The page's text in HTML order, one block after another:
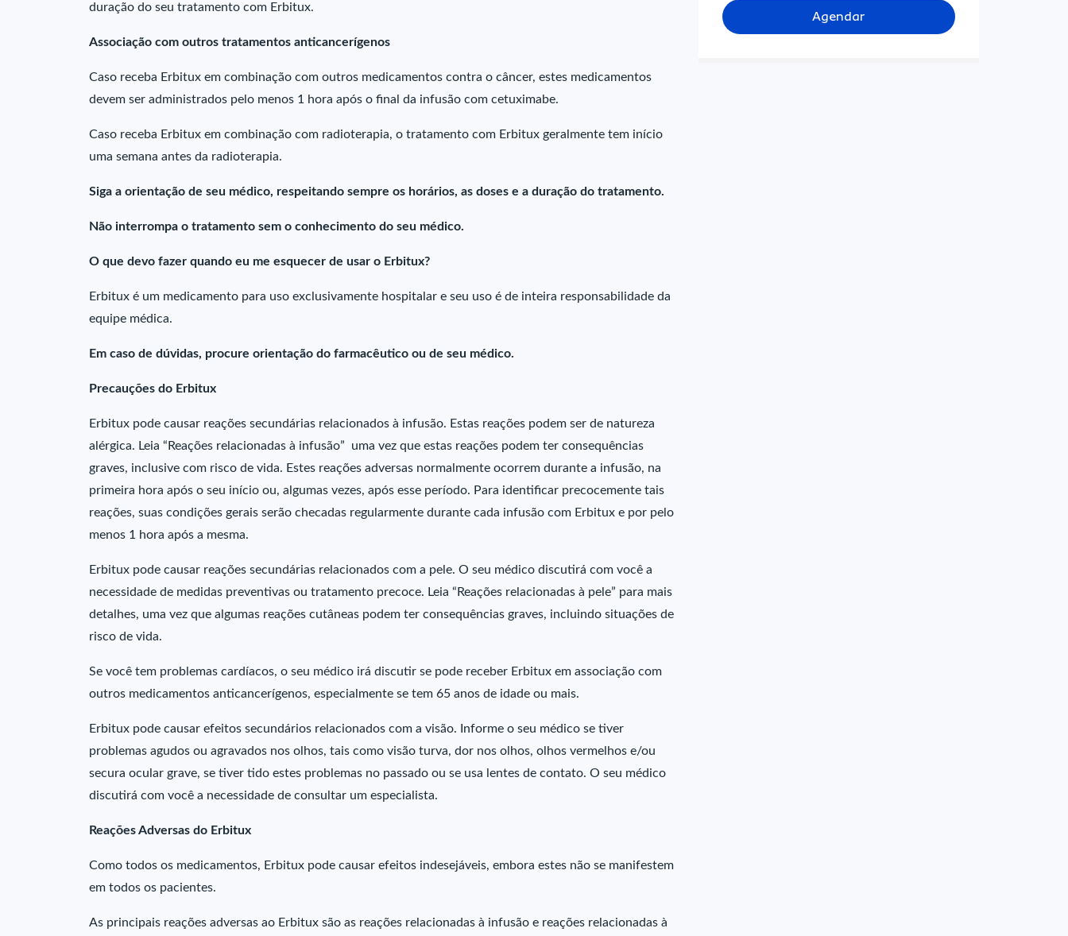
duração do seu tratamento com Erbitux.
Associação com outros tratamentos anticancerígenos
Caso receba Erbitux em combinação com outros medicamentos contra o câncer, estes medicamentos
devem ser administrados pelo menos 1 hora após o final da infusão com cetuximabe.
Caso receba Erbitux em combinação com radioterapia, o tratamento com Erbitux geralmente tem início
uma semana antes da radioterapia.
Siga a orientação de seu médico, respeitando sempre os horários, as doses e a duração do tratamento.
Não interrompa o tratamento sem o conhecimento do seu médico.
O que devo fazer quando eu me esquecer de usar o Erbitux?
Erbitux é um medicamento para uso exclusivamente hospitalar e seu uso é de inteira responsabilidade da
equipe médica.
Em caso de dúvidas, procure orientação do farmacêutico ou de seu médico.
Precauções do Erbitux
Erbitux pode causar reações secundárias relacionados à infusão. Estas reações podem ser de natureza
alérgica. Leia “Reações relacionadas à infusão” uma vez que estas reações podem ter consequências
graves, inclusive com risco de vida. Estes reações adversas normalmente ocorrem durante a infusão, na
primeira hora após o seu início ou, algumas vezes, após esse período. Para identificar precocemente tais
reações, suas condições gerais serão checadas regularmente durante cada infusão com Erbitux e por pelo
menos 1 hora após a mesma.
Erbitux pode causar reações secundárias relacionados com a pele. O seu médico discutirá com você a
necessidade de medidas preventivas ou tratamento precoce. Leia “Reações relacionadas à pele” para mais
detalhes, uma vez que algumas reações cutâneas podem ter consequências graves, incluindo situações de
risco de vida.
Se você tem problemas cardíacos, o seu médico irá discutir se pode receber Erbitux em associação com
outros medicamentos anticancerígenos, especialmente se tem 65 anos de idade ou mais.
Erbitux pode causar efeitos secundários relacionados com a visão. Informe o seu médico se tiver
problemas agudos ou agravados nos olhos, tais como visão turva, dor nos olhos, olhos vermelhos e/ou
secura ocular grave, se tiver tido estes problemas no passado ou se usa lentes de contato. O seu médico
discutirá com você a necessidade de consultar um especialista.
Reações Adversas do Erbitux
Como todos os medicamentos, Erbitux pode causar efeitos indesejáveis, embora estes não se manifestem
em todos os pacientes.
As principais reações adversas ao Erbitux são as reações relacionadas à infusão e reações relacionadas à
Agendar